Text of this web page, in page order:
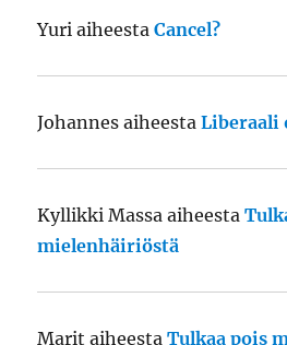
Yuri aiheestaCancel?
Johannes aiheestaLiberaali
Kyllikki Massa aiheesta
mielenhäiriöstä
Marit aiheestaTulkaa pois